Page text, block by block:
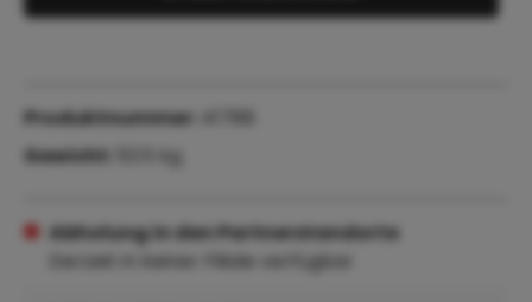
Abholung in den Partnerstandorte
Derzeit in keiner Filiale verfügbar
Produktnummer:
Gewicht:
53.5 kg